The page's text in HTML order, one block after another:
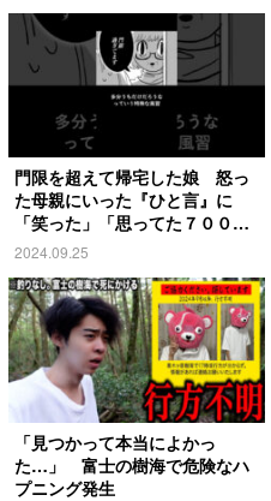
門限を超えて帰宅した娘 怒っ
た母親にいった『ひと言』に
「笑った」「思ってた７００倍
特殊」
2024.09.25
「見つかって本当によかっ
た…」 富士の樹海で危険なハ
プニング発生